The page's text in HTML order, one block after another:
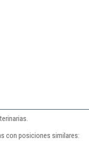
con posiciones similares: